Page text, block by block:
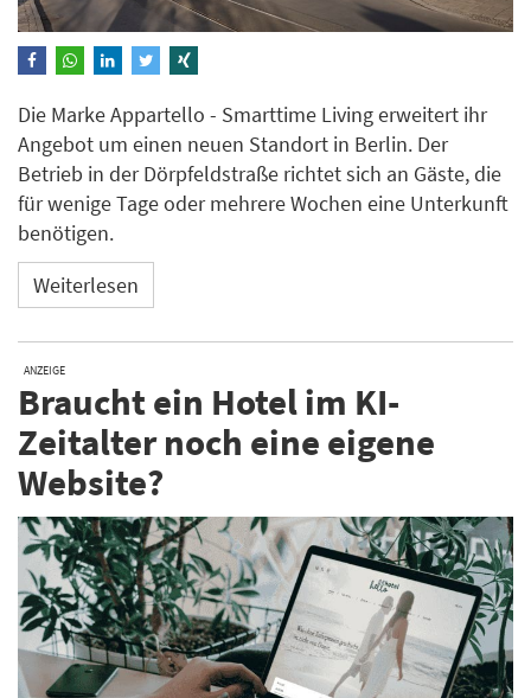
Die Marke Appartello - Smarttime Living erweitert ihr
Angebot um einen neuen Standort in Berlin. Der
Betrieb in der Dörpfeldstraße richtet sich an Gäste, die
für wenige Tage oder mehrere Wochen eine Unterkunft
benötigen.
Weiterlesen
ANZEIGE
Braucht ein Hotel im KI-
Zeitalter noch eine eigene
Website?